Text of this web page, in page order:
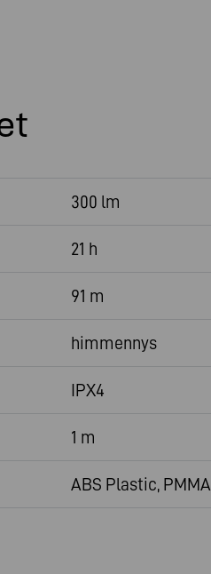
300 lm
21 h
91 m
himmennys
IPX4
1 m
ABS Plastic, PMMA